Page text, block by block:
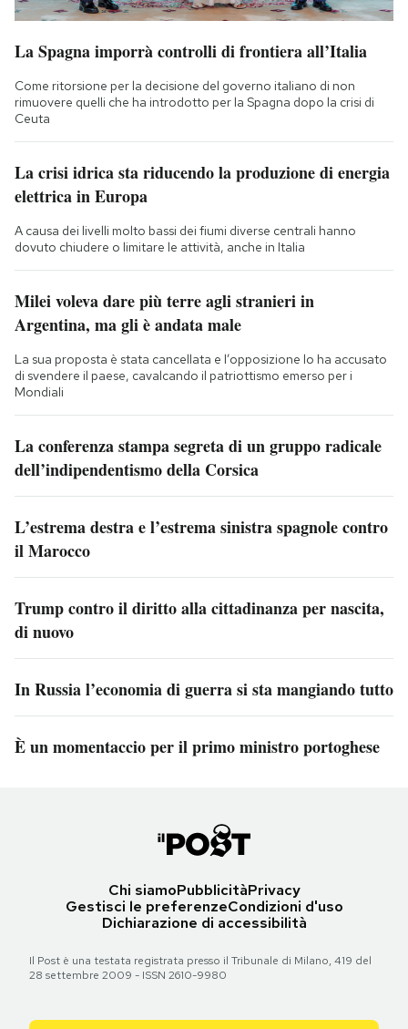
La Spagna imporrà controlli di frontiera all’Italia
Come ritorsione per la decisione del governo italiano di non
rimuovere quelli che ha introdotto per la Spagna dopo la crisi di
Ceuta
La crisi idrica sta riducendo la produzione di energia
elettrica in Europa
A causa dei livelli molto bassi dei fiumi diverse centrali hanno
dovuto chiudere o limitare le attività, anche in Italia
Milei voleva dare più terre agli stranieri in
Argentina, ma gli è andata male
La sua proposta è stata cancellata e l’opposizione lo ha accusato
di svendere il paese, cavalcando il patriottismo emerso per i
Mondiali
La conferenza stampa segreta di un gruppo radicale
dell’indipendentismo della Corsica
L’estrema destra e l’estrema sinistra spagnole contro
il Marocco
Trump contro il diritto alla cittadinanza per nascita,
di nuovo
In Russia l’economia di guerra si sta mangiando tutto
È un momentaccio per il primo ministro portoghese
Chi siamoPubblicitàPrivacy
Gestisci le preferenzeCondizioni d'uso
Dichiarazione di accessibilità
Il Post è una testata registrata presso il Tribunale di Milano, 419 del
28 settembre 2009 - ISSN 2610-9980